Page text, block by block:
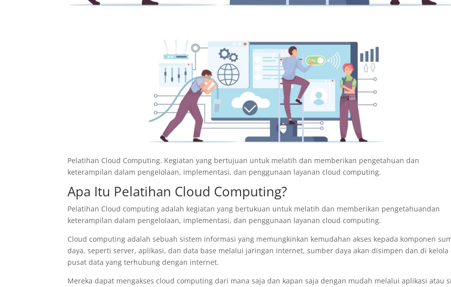
Pelatihan Cloud Computing. Kegiatan yang bertujuan untuk melatih dan memberikan pengetahuan dan
keterampilan dalam pengelolaan, implementasi, dan penggunaan layanan cloud computing.
Apa Itu Pelatihan Cloud Computing?
Pelatihan Cloud computing adalah kegiatan yang bertukuan untuk melatih dan memberikan pengetahuandan
keterampilan dalam pengelolaan, implementasi, dan penggunaan layanan cloud computing.
Cloud computing adalah sebuah sistem informasi yang memungkinkan kemudahan akses kepada komponen
daya, seperti server, aplikasi, dan data base melalui jaringan internet, sumber daya akan disimpen dan di kelola
pusat data yang terhubung dengan internet.
Mereka dapat mengakses cloud computing dari mana saja dan kapan saja dengan mudah melalui aplikasi atau